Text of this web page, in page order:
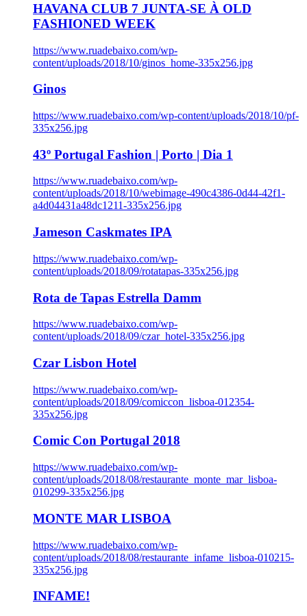
HAVANA CLUB 7 JUNTA-SE À OLD
FASHIONED WEEK
https://www.ruadebaixo.com/wp-
content/uploads/2018/10/ginos_home-335x256.jpg
Ginos
https://www.ruadebaixo.com/wp-content/uploads/2018/10/pf-
335x256.jpg
43º Portugal Fashion | Porto | Dia 1
https://www.ruadebaixo.com/wp-
content/uploads/2018/10/webimage-490c4386-0d44-42f1-
a4d04431a48dc1211-335x256.jpg
Jameson Caskmates IPA
https://www.ruadebaixo.com/wp-
content/uploads/2018/09/rotatapas-335x256.jpg
Rota de Tapas Estrella Damm
https://www.ruadebaixo.com/wp-
content/uploads/2018/09/czar_hotel-335x256.jpg
Czar Lisbon Hotel
https://www.ruadebaixo.com/wp-
content/uploads/2018/09/comiccon_lisboa-012354-
335x256.jpg
Comic Con Portugal 2018
https://www.ruadebaixo.com/wp-
content/uploads/2018/08/restaurante_monte_mar_lisboa-
010299-335x256.jpg
MONTE MAR LISBOA
https://www.ruadebaixo.com/wp-
content/uploads/2018/08/restaurante_infame_lisboa-010215-
335x256.jpg
INFAME!